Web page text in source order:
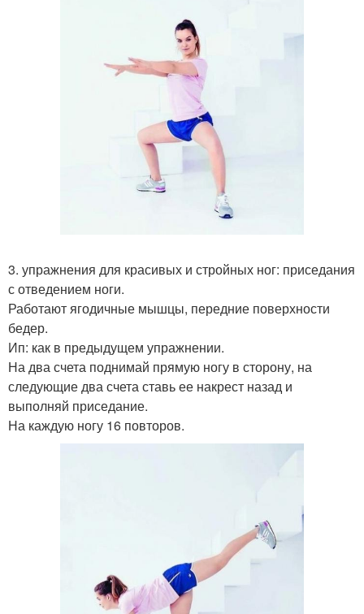
3. упражнения для красивых и стройных ног: приседания
с отведением ноги.
Работают ягодичные мышцы, передние поверхности
бедер.
Ип: как в предыдущем упражнении.
На два счета поднимай прямую ногу в сторону, на
следующие два счета ставь ее накрест назад и
выполняй приседание.
На каждую ногу 16 повторов.